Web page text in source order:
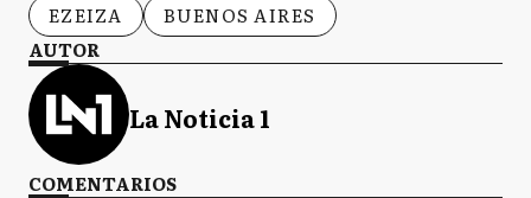
EZEIZA
BUENOS AIRES
AUTOR
La Noticia 1
COMENTARIOS